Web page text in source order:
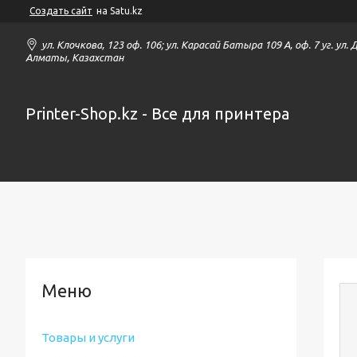
Создать сайт на Satu.kz
ул. Клочкова, 123 оф. 106; ул. Карасай Батыра 109 А, оф. 7 уг. ул.
Алматы, Казахстан
Printer-Shop.kz - Все для принтера
Товары и услуги